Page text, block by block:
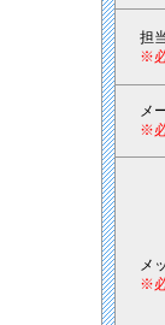
担
※
メ
※
メ
※